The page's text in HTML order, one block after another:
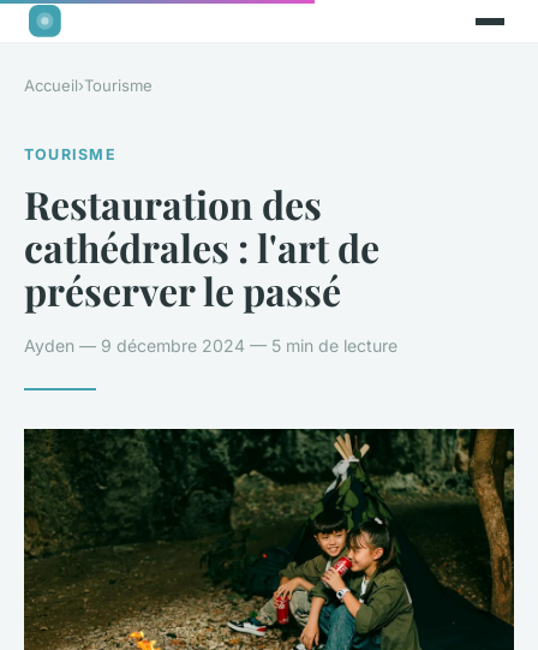
Accueil›Tourisme
TOURISME
Restauration des
cathédrales : l'art de
préserver le passé
Ayden — 9 décembre 2024 — 5 min de lecture